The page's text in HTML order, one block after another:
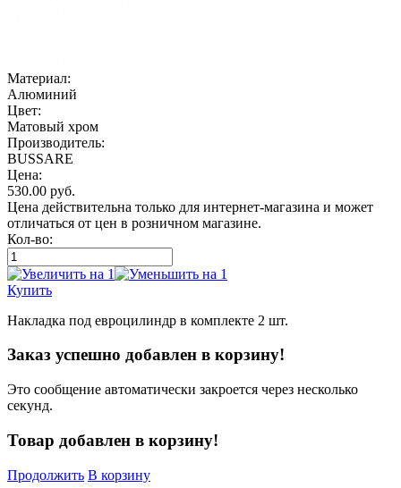
Материал:
Алюминий
Цвет:
Матовый хром
Производитель:
BUSSARE
Цена:
530.00 руб.
Цена действительна только для интернет-магазина и может
отличаться от цен в розничном магазине.
Кол-во:
Купить
Накладка под евроцилиндр в комплекте 2 шт.
Заказ успешно добавлен в корзину!
Это сообщение автоматически закроется через несколько
секунд.
Товар добавлен в корзину!
Продолжить В корзину